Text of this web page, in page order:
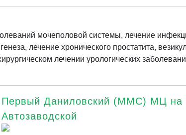
мочеполовой системы, лечение
лечение хронического простатита,
лечении урологических
Первый Даниловский (ММС) МЦ на
Автозаводской